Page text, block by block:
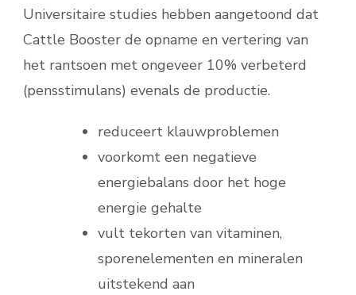
Universitaire studies hebben aangetoond dat
Cattle Booster de opname en vertering van
het rantsoen met ongeveer 10% verbeterd
(pensstimulans) evenals de productie.
reduceert klauwproblemen
voorkomt een negatieve
energiebalans door het hoge
energie gehalte
vult tekorten van vitaminen,
sporenelementen en mineralen
uitstekend aan